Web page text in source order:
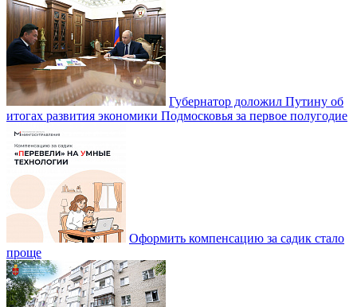
Губернатор доложил Путину об
итогах развития экономики Подмосковья за первое полугодие
Оформить компенсацию за садик стало
проще